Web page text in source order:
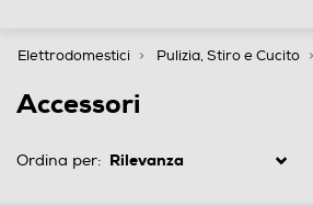
Elettrodomestici Pulizia, Stiro e Cucito
Accessori
Ordina per: